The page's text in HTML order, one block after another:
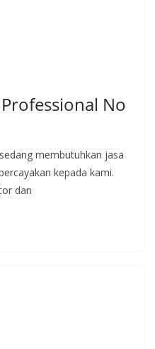
Professional No
membutuhkan jasa
kepada kami.
dan